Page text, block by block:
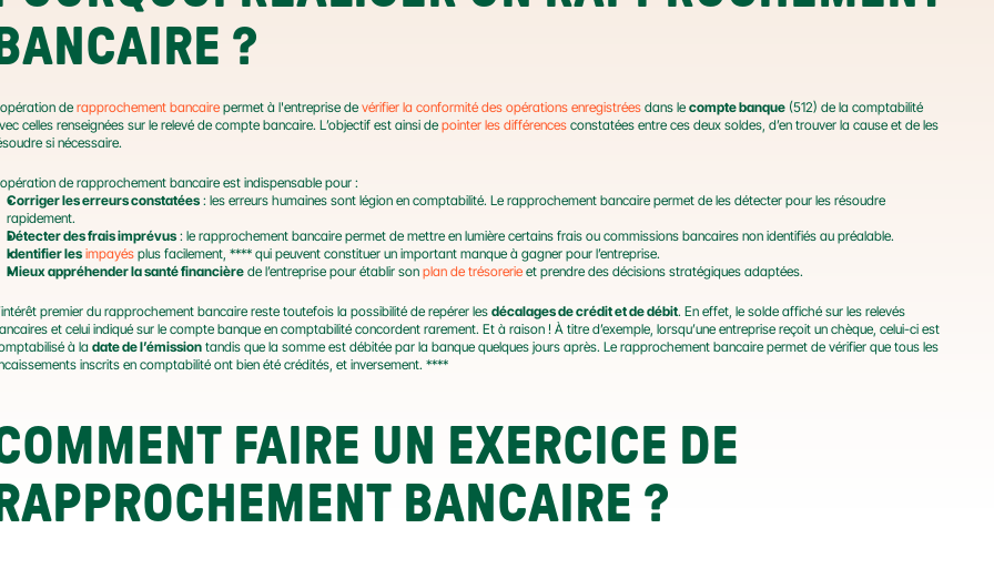
BANCAIRE ?
de rapprochement bancaire permet à l'entreprise de vérifier la conformité des opérations enregistrées dans le compte banque (512) de la comptabilité
celles renseignées sur le relevé de compte bancaire. L’objectif est ainsi de pointer les différences constatées entre ces deux soldes, d’en trouver la cause et de les
si nécessaire.
de rapprochement bancaire est indispensable pour :
Corriger les erreurs constatées : les erreurs humaines sont légion en comptabilité. Le rapprochement bancaire permet de les détecter pour les résoudre
rapidement.
Détecter des frais imprévus : le rapprochement bancaire permet de mettre en lumière certains frais ou commissions bancaires non identifiés au préalable.
Identifier les impayés plus facilement, **** qui peuvent constituer un important manque à gagner pour l’entreprise.
Mieux appréhender la santé financière de l’entreprise pour établir son plan de trésorerie et prendre des décisions stratégiques adaptées.
premier du rapprochement bancaire reste toutefois la possibilité de repérer les décalages de crédit et de débit. En effet, le solde affiché sur les relevés
et celui indiqué sur le compte banque en comptabilité concordent rarement. Et à raison ! À titre d’exemple, lorsqu’une entreprise reçoit un chèque, celui-ci est
à la date de l’émission tandis que la somme est débitée par la banque quelques jours après. Le rapprochement bancaire permet de vérifier que tous les
inscrits en comptabilité ont bien été crédités, et inversement. ****
FAIRE UN EXERCICE DE
RAPPROCHEMENT BANCAIRE ?